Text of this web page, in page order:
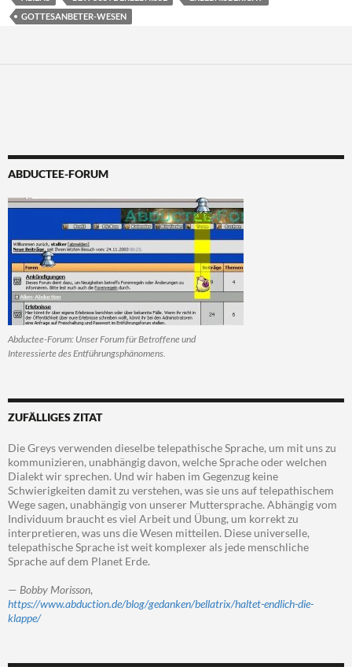
GOTTESANBETER-WESEN
ABDUCTEE-FORUM
Abductee-Forum: Unser Forum für Betroffene und
Interessierte des Entführungsphänomens.
ZUFÄLLIGES ZITAT
Die Greys verwenden dieselbe telepathische Sprache, um mit uns zu
kommunizieren, unabhängig davon, welche Sprache oder welchen
Dialekt wir sprechen. Und wir haben im Gegenzug keine
Schwierigkeiten damit zu verstehen, was sie uns auf telepathischem
Wege sagen, unabhängig von unserer Muttersprache. Abhängig vom
Individuum braucht es viel Arbeit und Übung, um korrekt zu
interpretieren, was uns die Wesen mitteilen. Diese universelle,
telepathische Sprache ist weit komplexer als jede menschliche
Sprache auf dem Planet Erde.
— Bobby Morisson,
https://www.abduction.de/blog/gedanken/bellatrix/haltet-endlich-die-
klappe/